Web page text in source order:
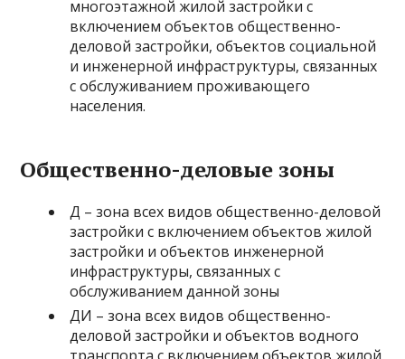
многоэтажной жилой застройки с
включением объектов общественно-
деловой застройки, объектов социальной
и инженерной инфраструктуры, связанных
с обслуживанием проживающего
населения.
Общественно-деловые зоны
Д – зона всех видов общественно-деловой
застройки с включением объектов жилой
застройки и объектов инженерной
инфраструктуры, связанных с
обслуживанием данной зоны
ДИ – зона всех видов общественно-
деловой застройки и объектов водного